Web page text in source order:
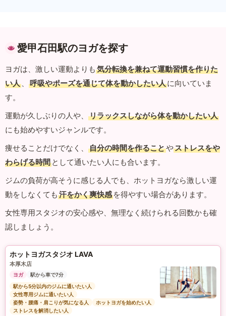
愛甲石田駅のヨガを探す
ヨガは、激しい運動よりも 気分転換を兼ねて運動習慣を作りた
い人 、 呼吸やポーズを通じて体を動かしたい人に向いていま
す。
運動が久しぶりの人や、
リラックスしながら体を動かしたい人
にも始めやすいジャンルです。
痩せることだけでなく、
自分の時間を作ることやストレスをや
わらげる時間 として通いたい人にも合います。
ジムの負荷が高そうに感じる人でも、ホットヨガなら激しい運
動をしなくても 汗をかく爽快感 を得やすい場合があります。
女性専用スタジオの安心感や、無理なく続けられる回数かも確
認しましょう。
ホットヨガスタジオ LAVA
本厚木店
ヨガ
駅から車で7分
駅から5分以内のジムに通いたい人
女性専用ジムに通いたい人
姿勢・腰痛・肩こりが気になる人
ホットヨガを始めたい人
ストレスを解消したい人